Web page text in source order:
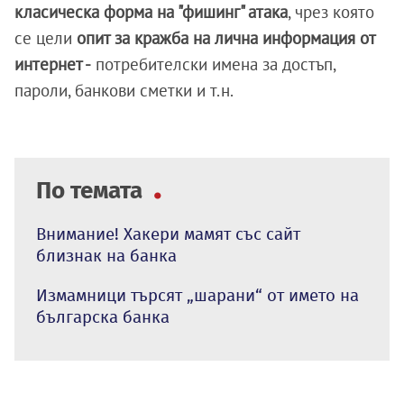
класическа форма на "фишинг" атака, чрез която
се цели опит за кражба на лична информация от
интернет - потребителски имена за достъп,
пароли, банкови сметки и т.н.
По темата
Внимание! Хакери мамят със сайт
близнак на банка
Измамници търсят „шарани“ от името на
българска банка